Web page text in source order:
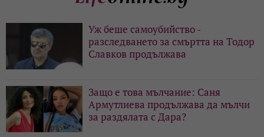
Уж беше самоубийство -
разследването за смъртта на Тодор
Славков продължава
Защо е това мълчание: Саня
Армутлиева продължава да мълчи
за раздялата с Дара?